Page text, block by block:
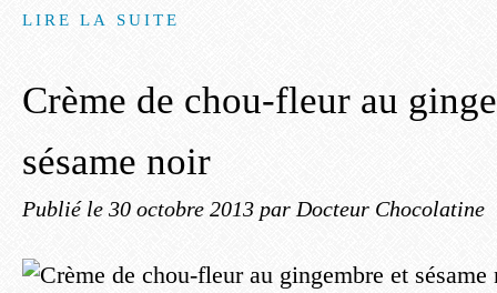
LIRE LA SUITE
Crème de chou-fleur au
sésame noir
Publié le 30 octobre 2013 par Docteur Chocolatine